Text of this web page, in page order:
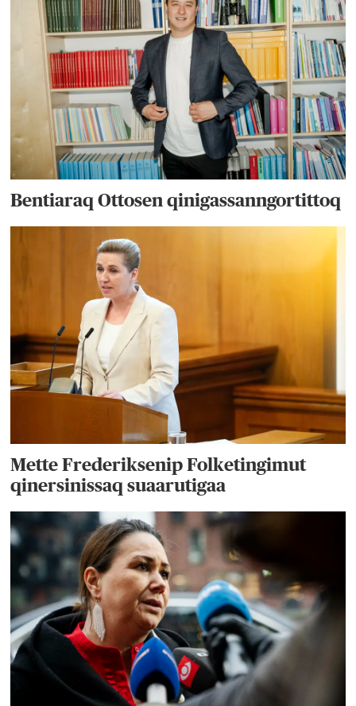
Bentiaraq Ottosen qinigassanngortittoq
Mette Frederiksenip Folketingimut
qinersinissaq suaarutigaa